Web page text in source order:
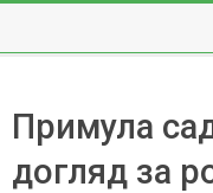
Примула
догляд за